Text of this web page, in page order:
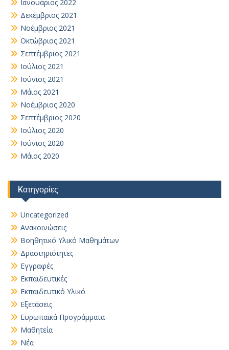
Ιανουάριος 2022
Δεκέμβριος 2021
Νοέμβριος 2021
Οκτώβριος 2021
Σεπτέμβριος 2021
Ιούλιος 2021
Ιούνιος 2021
Μάιος 2021
Νοέμβριος 2020
Σεπτέμβριος 2020
Ιούλιος 2020
Ιούνιος 2020
Μάιος 2020
Kατηγορίες
Uncategorized
Ανακοινώσεις
Βοηθητικό Yλικό Mαθημάτων
Δραστηριότητες
Εγγραφές
Εκπαιδευτικές
Εκπαιδευτικό Υλικό
Εξετάσεις
Ευρωπαϊκά Προγράμματα
Μαθητεία
Νέα